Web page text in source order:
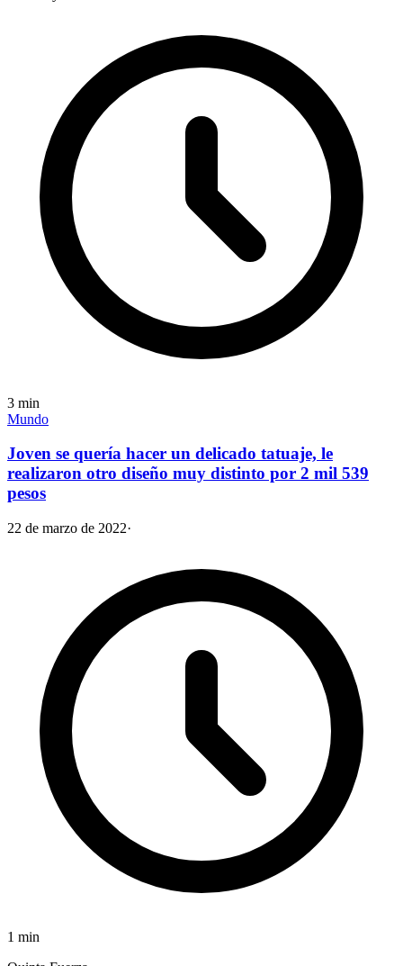
3 min
Mundo
Joven se quería hacer un delicado tatuaje, le
realizaron otro diseño muy distinto por 2 mil 539
pesos
22 de marzo de 2022·
1 min